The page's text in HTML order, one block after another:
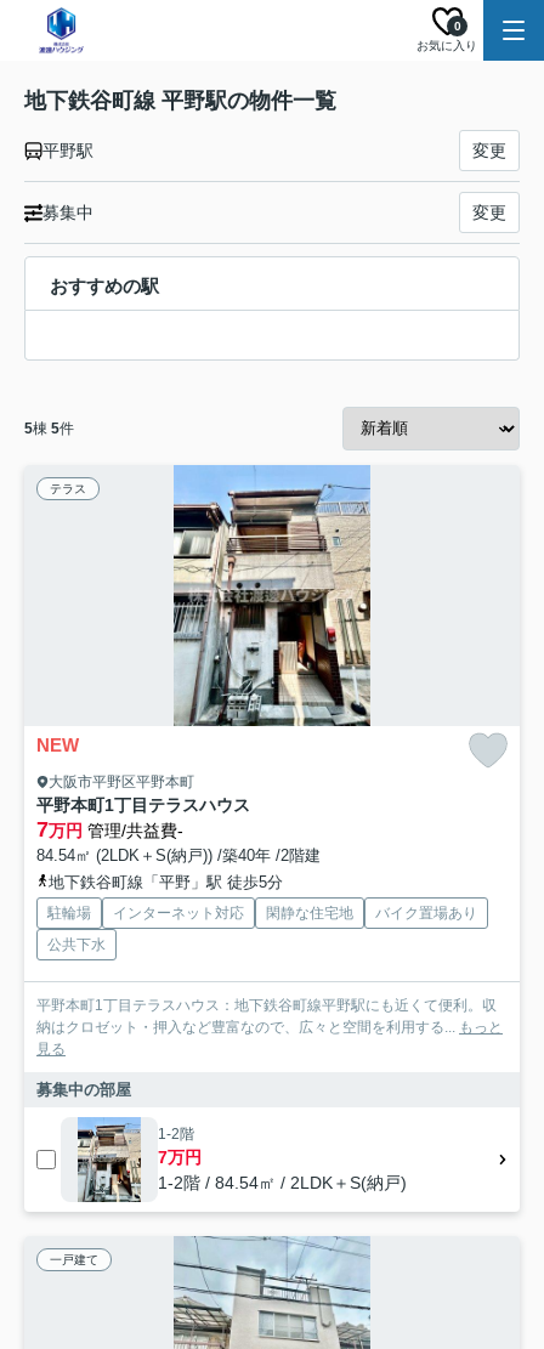
お気に入り
0
地下鉄谷町線 平野駅の物件一覧
平野駅 変更
募集中 変更
おすすめの駅
5棟 5件
テラス
NEW
大阪市平野区平野本町
平野本町1丁目テラスハウス
7万円 管理/共益費-
84.54㎡ (2LDK＋S(納戸)) /築40年 /2階建
地下鉄谷町線「平野」駅 徒歩5分
駐輪場 インターネット対応 閑静な住宅地
バイク置場あり
公共下水
平野本町1丁目テラスハウス：地下鉄谷町線平野駅にも近くて便利。収
納はクロゼット・押入など豊富なので、広々と空間を利用する... もっと
見る
募集中の部屋
1-2階
7万円
1-2階 / 84.54㎡ / 2LDK＋S(納戸)
一戸建て